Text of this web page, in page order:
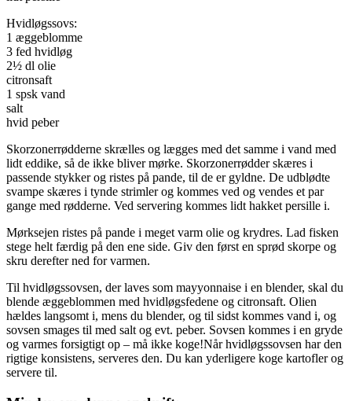
Hvidløgssovs:
1 æggeblomme
3 fed hvidløg
2½ dl olie
citronsaft
1 spsk vand
salt
hvid peber
Skorzonerrødderne skrælles og lægges med det samme i vand med
lidt eddike, så de ikke bliver mørke. Skorzonerrødder skæres i
passende stykker og ristes på pande, til de er gyldne. De udblødte
svampe skæres i tynde strimler og kommes ved og vendes et par
gange med rødderne. Ved servering kommes lidt hakket persille i.
Mørksejen ristes på pande i meget varm olie og krydres. Lad fisken
stege helt færdig på den ene side. Giv den først en sprød skorpe og
skru derefter ned for varmen.
Til hvidløgssovsen, der laves som mayyonnaise i en blender, skal du
blende æggeblommen med hvidløgsfedene og citronsaft. Olien
hældes langsomt i, mens du blender, og til sidst kommes vand i, og
sovsen smages til med salt og evt. peber. Sovsen kommes i en gryde
og varmes forsigtigt op – må ikke koge!Når hvidløgssovsen har den
rigtige konsistens, serveres den. Du kan yderligere koge kartofler og
servere til.